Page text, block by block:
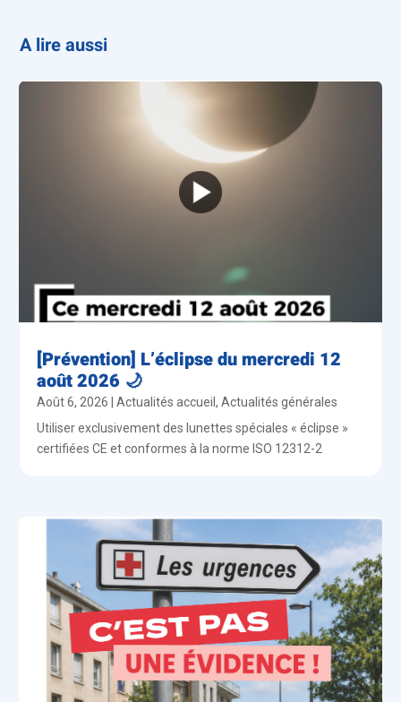
A lire aussi
[Prévention] L’éclipse du mercredi 12
août 2026 🌙
Août 6, 2026 |Actualités accueil,Actualités générales
Utiliser exclusivement des lunettes spéciales « éclipse »
certifiées CE et conformes à la norme ISO 12312-2